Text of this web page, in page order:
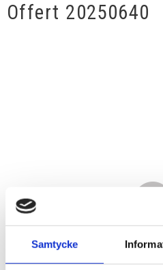
Samtycke
Offert 20250640